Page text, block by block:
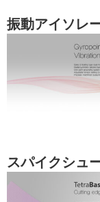
振動アイソレ
スパイクシュ